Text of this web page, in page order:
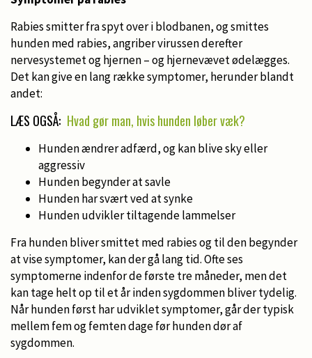
Rabies smitter fra spyt over i blodbanen, og smittes
hunden med rabies, angriber virussen derefter
nervesystemet og hjernen – og hjernevævet ødelægges.
Det kan give en lang række symptomer, herunder blandt
andet:
LÆS OGSÅ: Hvad gør man, hvis hunden løber væk?
Hunden ændrer adfærd, og kan blive sky eller
aggressiv
Hunden begynder at savle
Hunden har svært ved at synke
Hunden udvikler tiltagende lammelser
Fra hunden bliver smittet med rabies og til den begynder
at vise symptomer, kan der gå lang tid. Ofte ses
symptomerne indenfor de første tre måneder, men det
kan tage helt op til et år inden sygdommen bliver tydelig.
Når hunden først har udviklet symptomer, går der typisk
mellem fem og femten dage før hunden dør af
sygdommen.